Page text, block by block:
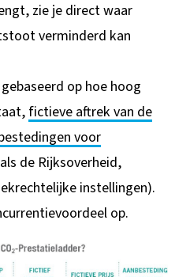
zie je direct waar
verminderd kan
op hoe hoog
fictieve aftrek van de
voor
de Rijksoverheid,
instellingen).
op.